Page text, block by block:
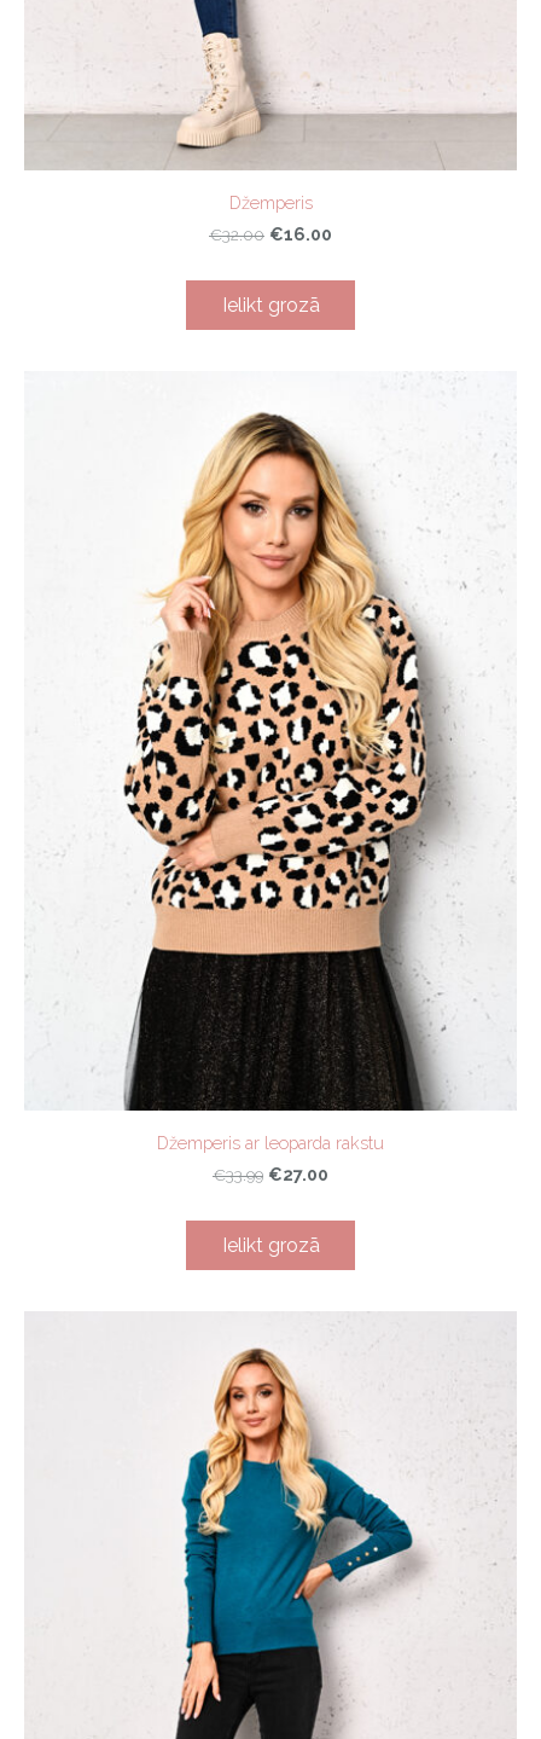
Džemperis
€32.00 €16.00
Ielikt grozā
Džemperis ar leoparda rakstu
€33.99 €27.00
Ielikt grozā